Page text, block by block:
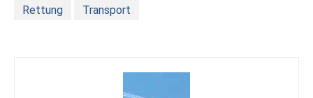
Rettung
Transport